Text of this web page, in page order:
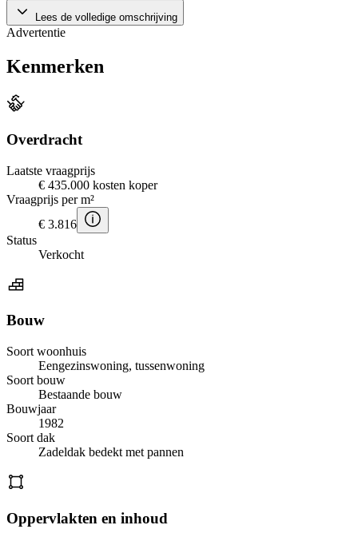
Lees de volledige omschrijving
Advertentie
Kenmerken
Overdracht
Laatste vraagprijs
€ 435.000 kosten koper
Vraagprijs per m²
€ 3.816
Status
Verkocht
Bouw
Soort woonhuis
Eengezinswoning, tussenwoning
Soort bouw
Bestaande bouw
Bouwjaar
1982
Soort dak
Zadeldak bedekt met pannen
Oppervlakten en inhoud